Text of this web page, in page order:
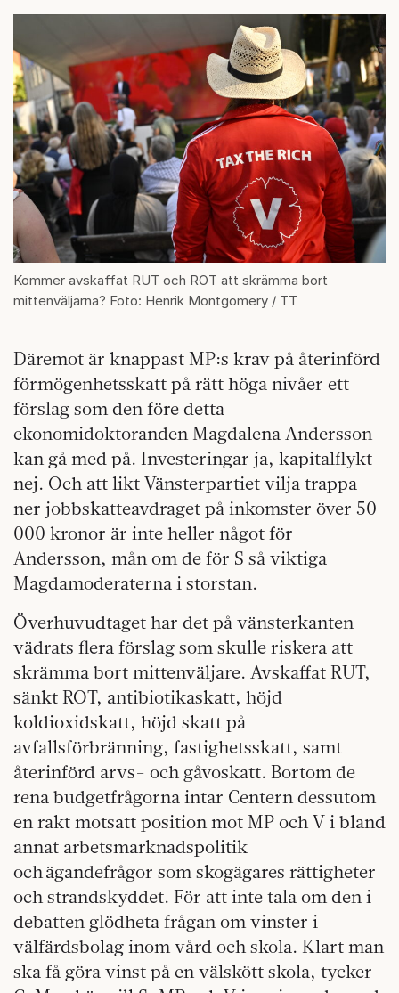
Kommer avskaffat RUT och ROT att skrämma bort
mittenväljarna? Foto: Henrik Montgomery / TT
Däremot är knappast MP:s krav på återinförd
förmögenhetsskatt på rätt höga nivåer ett
förslag som den före detta
ekonomidoktoranden Magdalena Andersson
kan gå med på. Investeringar ja, kapitalflykt
nej. Och att likt Vänsterpartiet vilja trappa
ner jobbskatteavdraget på inkomster över 50
000 kronor är inte heller något för
Andersson, mån om de för S så viktiga
Magdamoderaterna i storstan.
Överhuvudtaget har det på vänsterkanten
vädrats flera förslag som skulle riskera att
skrämma bort mittenväljare. Avskaffat RUT,
sänkt ROT, antibiotikaskatt, höjd
koldioxidskatt, höjd skatt på
avfallsförbränning, fastighetsskatt, samt
återinförd arvs- och gåvoskatt. Bortom de
rena budgetfrågorna intar Centern dessutom
en rakt motsatt position mot MP och V i bland
annat arbetsmarknadspolitik
och ägandefrågor som skogägares rättigheter
och strandskyddet. För att inte tala om den i
debatten glödheta frågan om vinster i
välfärdsbolag inom vård och skola. Klart man
ska få göra vinst på en välskött skola, tycker